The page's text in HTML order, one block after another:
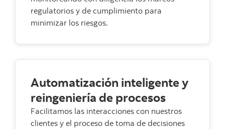
regulatorios y de cumplimiento para
minimizar los riesgos.
Automatización inteligente y
reingeniería de procesos
Facilitamos las interacciones con nuestros
clientes y el proceso de toma de decisiones